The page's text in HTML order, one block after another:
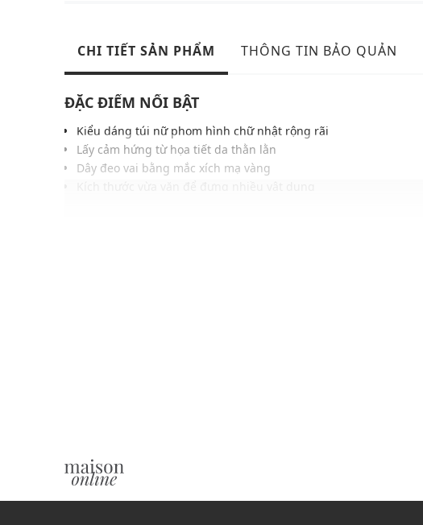
CHI TIẾT SẢN PHẨM THÔNG TIN BẢO QUẢN
ĐẶC ĐIỂM NỔI BẬT
Kiểu dáng túi nữ phom hình chữ nhật rộng rãi
Lấy cảm hứng từ họa tiết da thằn lằn
Dây đeo vai bằng mắc xích mạ vàng